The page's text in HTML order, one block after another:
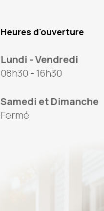
Heures d'ouverture
Lundi - Vendredi
08h30 - 16h30
Samedi et Dimanche
Fermé